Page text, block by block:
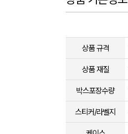
상품 규격
상품 재질
박스포장수량
스티커/라벨지